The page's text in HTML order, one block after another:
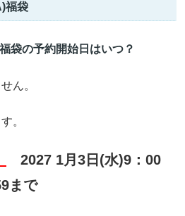
福袋
袋の予約開始日はいつ？
ん。
。
2027 1月3日(水)9：00
まで